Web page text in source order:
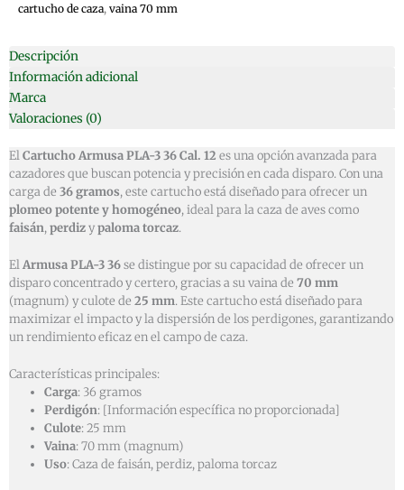
cartucho de caza, vaina 70 mm
Descripción
Información adicional
Marca
Valoraciones (0)
ElCartucho Armusa PLA-3 36 Cal. 12 es una opción avanzada para
cazadores que buscan potencia y precisión en cada disparo. Con una
carga de 36 gramos, este cartucho está diseñado para ofrecer un
plomeo potente y homogéneo, ideal para la caza de aves como
faisán,perdizypaloma torcaz.
ElArmusa PLA-3 36se distingue por su capacidad de ofrecer un
disparo concentrado y certero, gracias a su vaina de 70 mm
(magnum) y culote de 25 mm. Este cartucho está diseñado para
maximizar el impacto y la dispersión de los perdigones, garantizando
un rendimiento eficaz en el campo de caza.
Características principales:
Carga: 36 gramos
Perdigón: [Información específica no proporcionada]
Culote: 25 mm
Vaina: 70 mm (magnum)
Uso: Caza de faisán, perdiz, paloma torcaz